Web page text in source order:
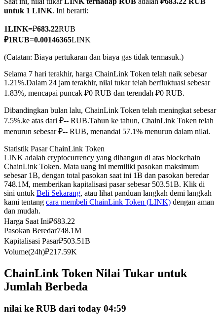
USDC Berjangka
Kontrak berjangka menggunakan USDC sebagai jaminannya
Copy Trading
Bergabunglah dengan pedagang top
untuk 1 LINK. Ini berarti:
1LINK=₽683.22RUB
₽1RUB=0.00146365LINK
(Catatan: Biaya pertukaran dan biaya gas tidak termasuk.)
Selama 7 hari terakhir, harga ChainLink Token telah naik sebesar
1.21%.Dalam 24 jam terakhir, nilai tukar telah berfluktuasi sebesar
1.83%, mencapai puncak ₽0 RUB dan terendah ₽0 RUB.
Dibandingkan bulan lalu, ChainLink Token telah meningkat sebesar
7.5%.ke atas dari ₽-- RUB.Tahun ke tahun, ChainLink Token telah
menurun sebesar ₽-- RUB, menandai 57.1% menurun dalam nilai.
Statistik Pasar ChainLink Token
LINK adalah cryptocurrency yang dibangun di atas blockchain
ChainLink Token. Mata uang ini memiliki pasokan maksimum
sebesar 1B, dengan total pasokan saat ini 1B dan pasokan beredar
748.1M, memberikan kapitalisasi pasar sebesar 503.51B. Klik di
sini untuk Beli Sekarang, atau lihat panduan langkah demi langkah
kami tentang cara membeli ChainLink Token (LINK) dengan aman
dan mudah.
Harga Saat Ini₽683.22
Pasokan Beredar748.1M
Kapitalisasi Pasar₽503.51B
Volume(24h)₽217.59K
ChainLink Token Nilai Tukar untuk
Jumlah Berbeda
nilai ke RUB dari today 04:59